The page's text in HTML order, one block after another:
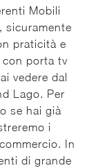
Mobili
sicuramente
praticità e
con porta tv
vedere dal
Lago. Per
se hai già
i
In
di grande